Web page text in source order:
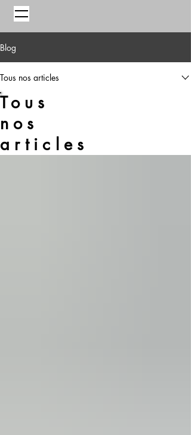
Blog
Tous nos articles
Tous
nos
articles